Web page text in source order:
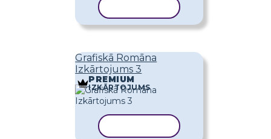
Grafiskā Romāna
Izkārtojums 3
PREMIUM
IZKĀRTOJUMS